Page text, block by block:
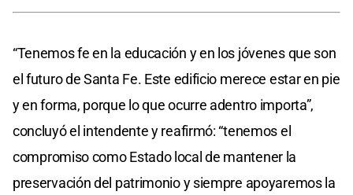
“Tenemos fe en la educación y en los jóvenes que son
el futuro de Santa Fe. Este edificio merece estar en pie
y en forma, porque lo que ocurre adentro importa”,
concluyó el intendente y reafirmó: “tenemos el
compromiso como Estado local de mantener la
preservación del patrimonio y siempre apoyaremos la